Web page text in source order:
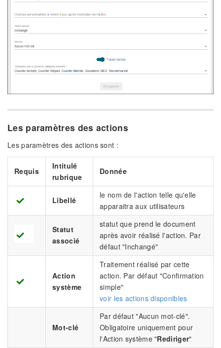
Les paramètres des actions
Les paramètres des actions sont :
Requis
Intitulé
rubrique
Donnée
Libellé
le nom de l'action telle qu'elle
apparaitra aux utilisateurs
Statut
associé
statut que prend le document
après avoir réalisé l'action. Par
défaut "Inchangé"
Action
système
Traitement réalisé par cette
action. Par défaut "Confirmation
simple"
voir les actions disponibles
Mot-clé
Par défaut "Aucun mot-clé".
Obligatoire uniquement pour
l'Action système "Rediriger"